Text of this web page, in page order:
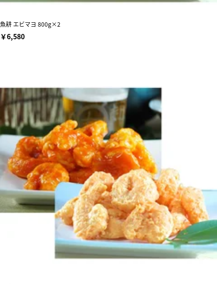
魚耕 エビマヨ 800g×2
￥6,580